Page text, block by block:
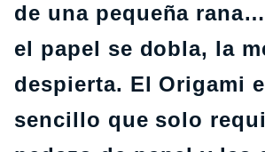
de una pequeña
el papel se dobla, la
despierta. El Origami
sencillo que solo